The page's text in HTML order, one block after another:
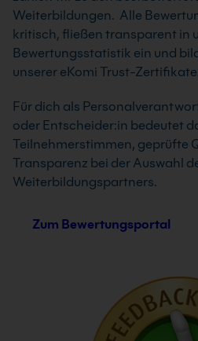
Weiterbildungen. Alle
kritisch, fließen transparent in
Bewertungsstatistik ein und
unserer eKomi Trust-
Für dich als
oder Entscheider:in bedeutet
Teilnehmerstimmen, geprüfte
Transparenz bei der Auswahl
Weiterbildungspartners.
Zum Bewertungsportal